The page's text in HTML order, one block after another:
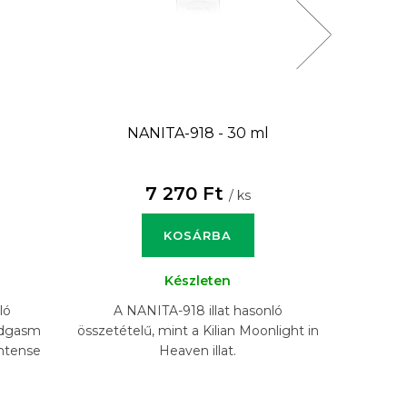
NANITA-918 - 30 ml
7 270 Ft / ks
KOSÁRBA
Készleten
A NANITA-918 illat hasonló
összetételű, mint a Kilian Moonlight in
Heaven illat.